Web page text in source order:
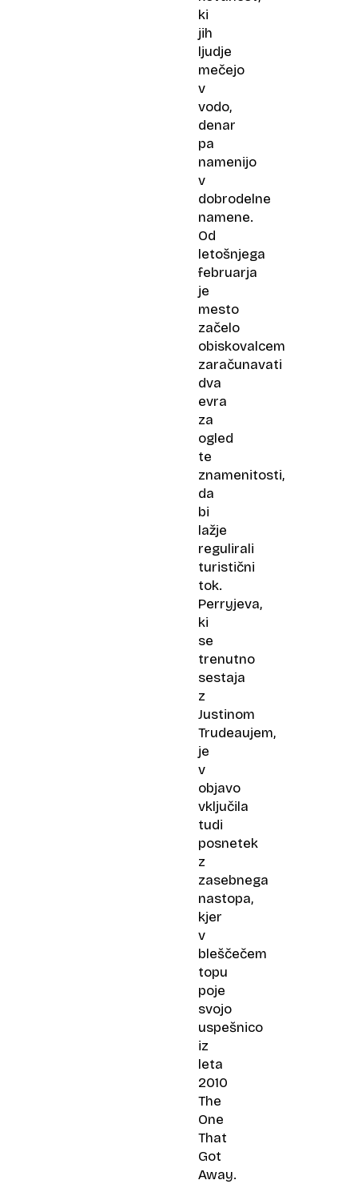
ki
jih
ljudje
mečejo
v
vodo,
denar
pa
namenijo
v
dobrodelne
namene.
Od
letošnjega
februarja
je
mesto
začelo
obiskovalcem
zaračunavati
dva
evra
za
ogled
te
znamenitosti,
da
bi
lažje
regulirali
turistični
tok.
Perryjeva,
ki
se
trenutno
sestaja
z
Justinom
Trudeaujem,
je
v
objavo
vključila
tudi
posnetek
z
zasebnega
nastopa,
kjer
v
bleščečem
topu
poje
svojo
uspešnico
iz
leta
2010
The
One
That
Got
Away.